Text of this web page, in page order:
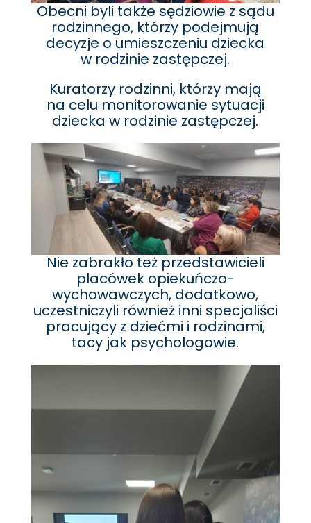
Obecni byli także sędziowie z sądu
rodzinnego, którzy podejmują
decyzje o umieszczeniu dziecka
w rodzinie zastępczej.
Kuratorzy rodzinni, którzy mają
na celu monitorowanie sytuacji
dziecka w rodzinie zastępczej.
Nie zabrakło też przedstawicieli
placówek opiekuńczo-
wychowawczych, dodatkowo,
uczestniczyli również inni specjaliści
pracujący z dziećmi i rodzinami,
tacy jak psychologowie.